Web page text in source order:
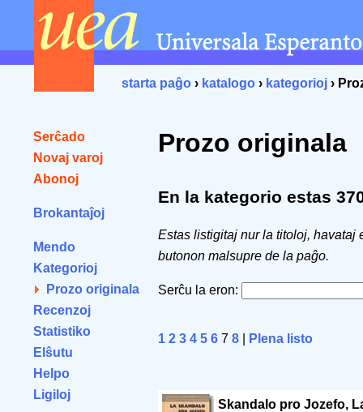
starta paĝo › katalogo › kategorioj ›
Serĉado
Novaj varoj
Abonoj
Brokantaĵoj
Mendo
Kategorioj
Prozo originala
Recenzoj
Statistiko
Elŝutu
Helpo
Ligiloj
Prozo originala
En la kategorio estas
Estas listigitaj nur la titoloj, havataj
butonon malsupre de la paĝo.
Serĉu la eron:
1 2 3 4 5 6 7 8 Plena listo
Skandalo pro Jozefo,